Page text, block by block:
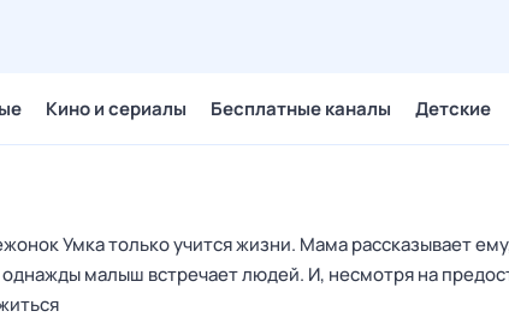
Кино и сериалы Бесплатные каналы Детские
Умка только учится жизни. Мама рассказывает
однажды малыш встречает людей. И, несмотря на